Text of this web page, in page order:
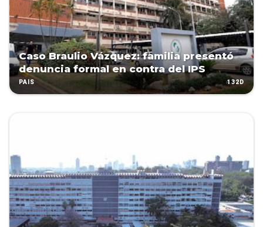
Caso Braulio Vázquez: familia presentó
denuncia formal en contra del IPS
PAÍS 132D